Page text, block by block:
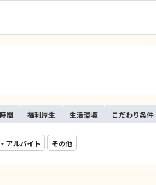
時間 福利厚生 生活環境 こだわり条件
アルバイト その他